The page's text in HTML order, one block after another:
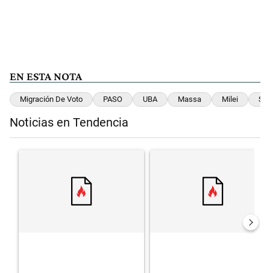
EN ESTA NOTA
Migración De Voto PASO UBA Massa Milei
Noticias en Tendencia
Este listado muestra los artículos con más comentarios en los
Un artículo de tendencia con el título "" con 114 comentarios.